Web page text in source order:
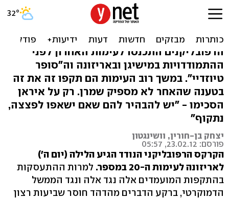
"מסר ברור לאיראן"
הרפובליקנים התכנסו לעימות האחרון לפני
ההתמודדויות במישיגן ובאריזונה וה"סופר
טיוזדיי". במשך רוב העימות הם תקפו זה את זה
בטענה שהאחר לא מספיק שמרן. רק על איראן
הסכימו - "יש להבהיר להם שאם ישאפו לפצצה,
נתקוף"
יצחק בן-חורין, וושינגטון
פורסם: 23.02.12, 05:57
הקרקס הרפובליקני הנודד הגיע הלילה (יום ה')
לאריזונה לעימות ה-20 במספר.
למרות ההתעסקות
בהתקפות המועמדים אלה נגד אלה ונגד הממשל
הדמוקרטי, ברקע הדברים מהדהד חוסר שביעות רצון